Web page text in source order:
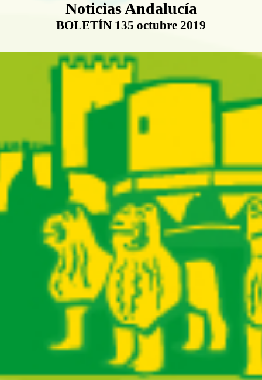
Boletín Noticias Andalucía
Noticias Andalucía
BOLETÍN 135 octubre 2019